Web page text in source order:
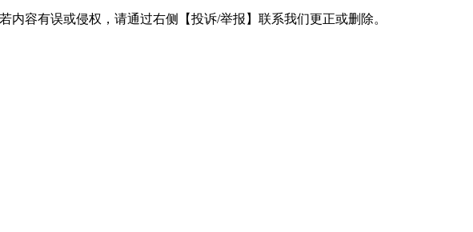
容有误或侵权，请通过右侧【投诉/举报】联系我们更正或删除。